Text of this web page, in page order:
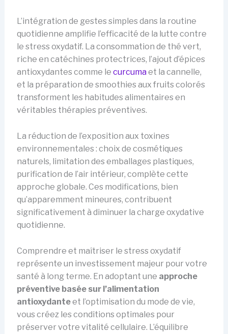
L’intégration de gestes simples dans la routine
quotidienne amplifie l’efficacité de la lutte contre
le stress oxydatif. La consommation de thé vert,
riche en catéchines protectrices, l’ajout d’épices
antioxydantes comme le curcumaet la cannelle,
et la préparation de smoothies aux fruits colorés
transforment les habitudes alimentaires en
véritables thérapies préventives.
La réduction de l’exposition aux toxines
environnementales : choix de cosmétiques
naturels, limitation des emballages plastiques,
purification de l’air intérieur, complète cette
approche globale. Ces modifications, bien
qu’apparemment mineures, contribuent
significativement à diminuer la charge oxydative
quotidienne.
Comprendre et maîtriser le stress oxydatif
représente un investissement majeur pour votre
santé à long terme. En adoptant une approche
préventive basée sur l’alimentation
antioxydanteet l’optimisation du mode de vie,
vous créez les conditions optimales pour
préserver votre vitalité cellulaire. L’équilibre